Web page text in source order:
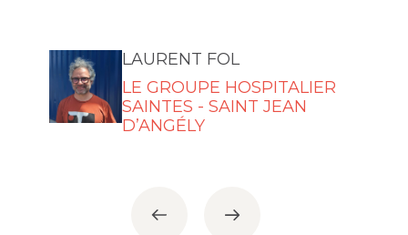
LAURENT FOL
LE GROUPE HOSPITALIER
SAINTES - SAINT JEAN
D’ANGÉLY
MAISON PATAY